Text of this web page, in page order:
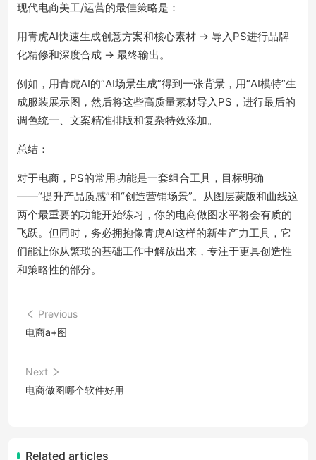
现代电商美工/运营的最佳策略是：
用青虎AI快速生成创意方案和核心素材 → 导入PS进行品牌
化精修和深度合成 → 最终输出。
例如，用青虎AI的“AI场景生成”得到一张背景，用“AI模特”生
成服装展示图，然后将这些高质量素材导入PS，进行最后的
调色统一、文案精准排版和复杂特效添加。
总结：
对于电商，PS的常用功能是一套组合工具，目标明确
——“提升产品质感”和“创造营销场景”。从图层蒙版和曲线这
两个最重要的功能开始练习，你的电商做图水平将会有质的
飞跃。但同时，务必拥抱像青虎AI这样的新生产力工具，它
们能让你从繁琐的基础工作中解放出来，专注于更具创造性
和策略性的部分。
Previous
电商a+图
Next
电商做图哪个软件好用
Related articles